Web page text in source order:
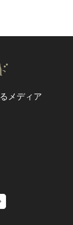
メディア